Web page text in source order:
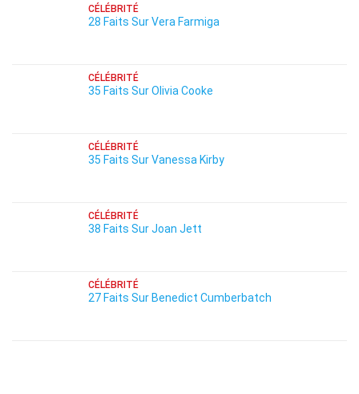
CÉLÉBRITÉ
28 Faits Sur Vera Farmiga
CÉLÉBRITÉ
35 Faits Sur Olivia Cooke
CÉLÉBRITÉ
35 Faits Sur Vanessa Kirby
CÉLÉBRITÉ
38 Faits Sur Joan Jett
CÉLÉBRITÉ
27 Faits Sur Benedict Cumberbatch